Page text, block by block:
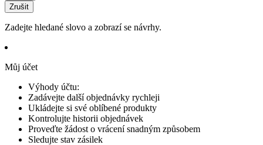
Zrušit
Zadejte hledané slovo a zobrazí se návrhy.
Můj účet
Výhody účtu:
Zadávejte další objednávky rychleji
Ukládejte si své oblíbené produkty
Kontrolujte historii objednávek
Proveďte žádost o vrácení snadným způsobem
Sledujte stav zásilek